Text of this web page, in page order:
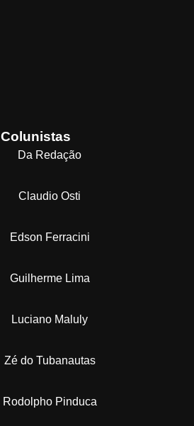
Colunistas
Da Redação
Claudio Osti
Edson Ferracini
Guilherme Lima
Luciano Maluly
Zé do Tubanautas
Rodolpho Pinduca